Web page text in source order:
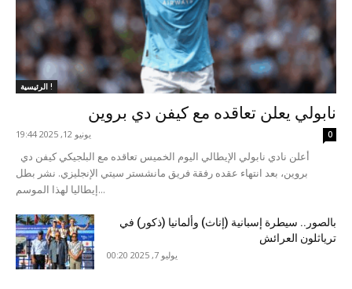
الرئيسية !
نابولي يعلن تعاقده مع كيفن دي بروين
يونيو 12, 2025 19:44 0
بروين، بعد انتهاء عقده رفقة فريق مانشستر سيتي الإنجليزي. نشر بطل
إيطاليا لهذا الموسم...
بالصور.. سيطرة إسبانية (إناث) وألمانيا (ذكور) في
ترياثلون العرائش
يوليو 7, 2025 00:20